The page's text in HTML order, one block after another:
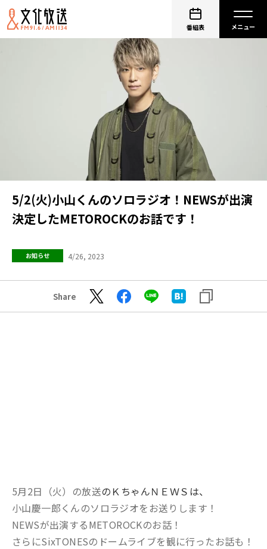
番組表
5/2(火)小山くんのソロラジオ！NEWSが出演
決定したMETOROCKのお話です！
お知らせ 4/26, 2023
Share
5月2日（火）の放送のＫちゃんＮＥＷＳは、
小山慶一郎くんのソロラジオをお送りします！
NEWSが出演するMETOROCKのお話！
さらにSixTONESのドームライブを観に行ったお話も！